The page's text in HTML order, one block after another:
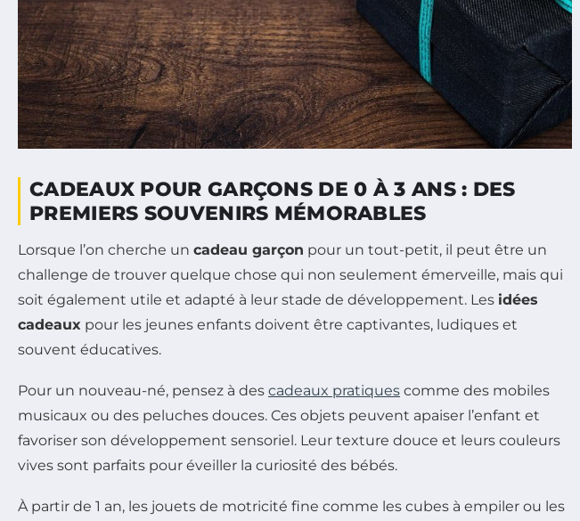
CADEAUX POUR GARÇONS DE 0 À 3 ANS : DES
PREMIERS SOUVENIRS MÉMORABLES
Lorsque l’on cherche un cadeau garçon pour un tout-petit, il peut être un
challenge de trouver quelque chose qui non seulement émerveille, mais qui
soit également utile et adapté à leur stade de développement. Les idées
cadeaux pour les jeunes enfants doivent être captivantes, ludiques et
souvent éducatives.
Pour un nouveau-né, pensez à des cadeaux pratiques comme des mobiles
musicaux ou des peluches douces. Ces objets peuvent apaiser l’enfant et
favoriser son développement sensoriel. Leur texture douce et leurs couleurs
vives sont parfaits pour éveiller la curiosité des bébés.
À partir de 1 an, les jouets de motricité fine comme les cubes à empiler ou les